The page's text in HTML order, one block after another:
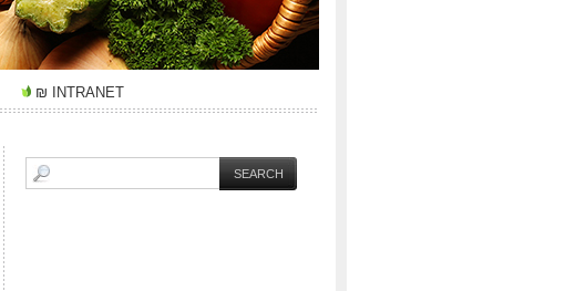
₪ INTRANET